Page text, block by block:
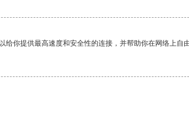
给你提供最高速度和安全性的连接，并帮助你在网络上自由